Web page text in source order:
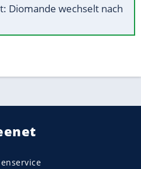
Diomande wechselt nach